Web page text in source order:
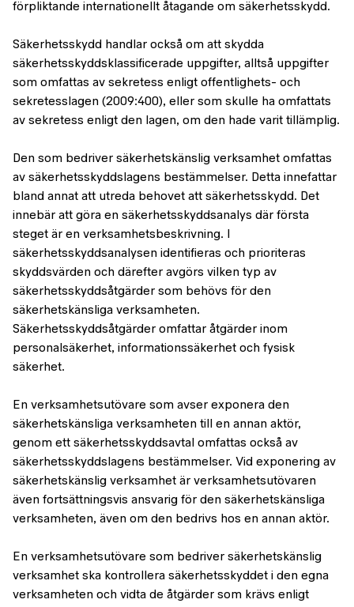
förpliktande internationellt åtagande om säkerhetsskydd.
Säkerhetsskydd handlar också om att skydda
säkerhetsskyddsklassificerade uppgifter, alltså uppgifter
som omfattas av sekretess enligt offentlighets- och
sekretesslagen (2009:400), eller som skulle ha omfattats
av sekretess enligt den lagen, om den hade varit tillämplig.
Den som bedriver säkerhetskänslig verksamhet omfattas
av säkerhetsskyddslagens bestämmelser. Detta innefattar
bland annat att utreda behovet att säkerhetsskydd. Det
innebär att göra en säkerhetsskyddsanalys där första
steget är en verksamhetsbeskrivning. I
säkerhetsskyddsanalysen identifieras och prioriteras
skyddsvärden och därefter avgörs vilken typ av
säkerhetsskyddsåtgärder som behövs för den
säkerhetskänsliga verksamheten.
Säkerhetsskyddsåtgärder omfattar åtgärder inom
personalsäkerhet, informationssäkerhet och fysisk
säkerhet.
En verksamhetsutövare som avser exponera den
säkerhetskänsliga verksamheten till en annan aktör,
genom ett säkerhetsskyddsavtal omfattas också av
säkerhetsskyddslagens bestämmelser. Vid exponering av
säkerhetskänslig verksamhet är verksamhetsutövaren
även fortsättningsvis ansvarig för den säkerhetskänsliga
verksamheten, även om den bedrivs hos en annan aktör.
En verksamhetsutövare som bedriver säkerhetskänslig
verksamhet ska kontrollera säkerhetsskyddet i den egna
verksamheten och vidta de åtgärder som krävs enligt